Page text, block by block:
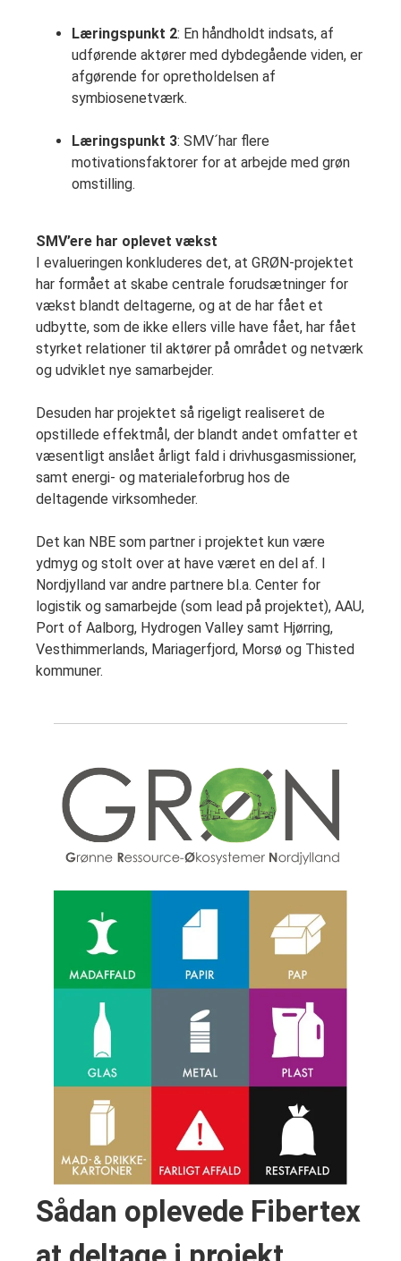
Læringspunkt 2: En håndholdt indsats, af
udførende aktører med dybdegående viden, er
afgørende for opretholdelsen af
symbiosenetværk.
Læringspunkt 3: SMV´har flere
motivationsfaktorer for at arbejde med grøn
omstilling.
SMV’ere har oplevet vækst
I evalueringen konkluderes det, at GRØN-projektet
har formået at skabe centrale forudsætninger for
vækst blandt deltagerne, og at de har fået et
udbytte, som de ikke ellers ville have fået, har fået
styrket relationer til aktører på området og netværk
og udviklet nye samarbejder.
Desuden har projektet så rigeligt realiseret de
opstillede effektmål, der blandt andet omfatter et
væsentligt anslået årligt fald i drivhusgasmissioner,
samt energi- og materialeforbrug hos de
deltagende virksomheder.
Det kan NBE som partner i projektet kun være
ydmyg og stolt over at have været en del af. I
Nordjylland var andre partnere bl.a. Center for
logistik og samarbejde (som lead på projektet), AAU,
Port of Aalborg, Hydrogen Valley samt Hjørring,
Vesthimmerlands, Mariagerfjord, Morsø og Thisted
kommuner.
Sådan oplevede Fibertex